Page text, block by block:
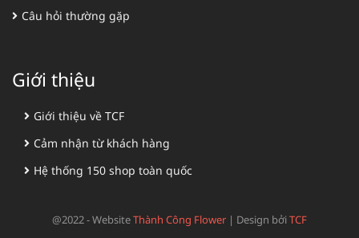
Câu hỏi thường gặp
Giới thiệu
Giới thiệu về TCF
Cảm nhận từ khách hàng
Hệ thống 150 shop toàn quốc
@2022 - WebsiteThành Công Flower | Design bởiTCF